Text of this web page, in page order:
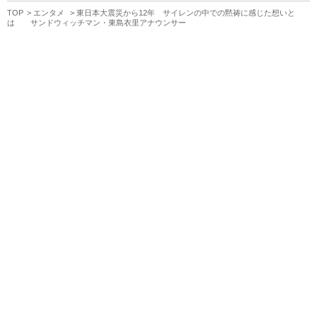
TOP エンタメ
東日本大震災から12年 サイレンの中での黙祷に感じた想いと
は サンドウィッチマン・東島衣里アナウンサー